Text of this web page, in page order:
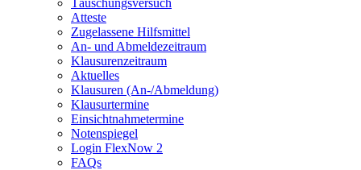
Täuschungsversuch
Atteste
Zugelassene Hilfsmittel
An- und Abmeldezeitraum
Klausurenzeitraum
Aktuelles
Klausuren (An-/Abmeldung)
Klausurtermine
Einsichtnahmetermine
Notenspiegel
Login FlexNow 2
FAQs